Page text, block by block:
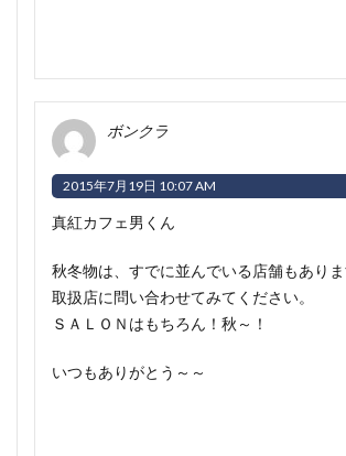
ボンクラ
2015年7月19日 10:07 AM
真紅カフェ男くん
秋冬物は、すでに並んでいる店舗もあり
取扱店に問い合わせてみてください。
ＳＡＬＯＮはもちろん！秋～！
いつもありがとう～～